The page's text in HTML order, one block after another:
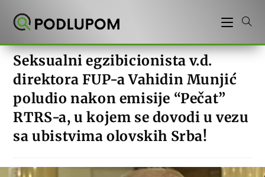
Seksualni egzibicionista v.d.
direktora FUP-a Vahidin Munjić
poludio nakon emisije “Pečat”
RTRS-a, u kojem se dovodi u vezu
sa ubistvima olovskih Srba!